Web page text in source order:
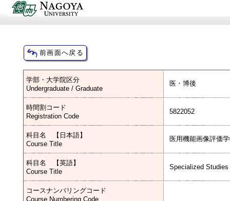
学部・大学院区分
Undergraduate / Graduate
医・博後
時間割コード
Registration Code
5822052
科目名 【日本語】
Course Title
医用機能画像評価
科目名 【英語】
Course Title
Specialized
コースナンバリングコード
Course Numbering Code